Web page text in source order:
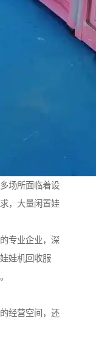
场所面临着设
，大量闲置娃
专业企业，深
娃机回收服
经营空间，还